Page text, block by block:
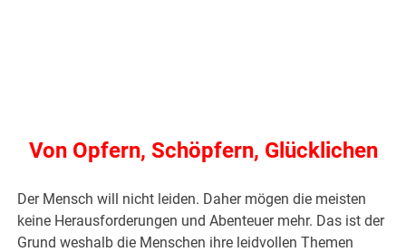
Von Opfern, Schöpfern, Glücklichen
Der Mensch will nicht leiden. Daher mögen die meisten
keine Herausforderungen und Abenteuer mehr. Das ist der
Grund weshalb die Menschen ihre leidvollen Themen